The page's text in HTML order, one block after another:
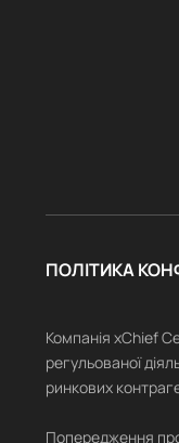
ПОЛІТИКА
Компанія xChief
регульованої
ринкових
Попередження про